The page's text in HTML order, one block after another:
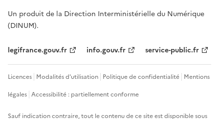
Un produit de la Direction Interministérielle du Numérique
(DINUM).
legifrance.gouv.fr info.gouv.fr service-public.fr
Licences Modalités d'utilisation Politique de confidentialité Mentions
légales Accessibilité : partiellement conforme
Sauf indication contraire, tout le contenu de ce site est disponible sous